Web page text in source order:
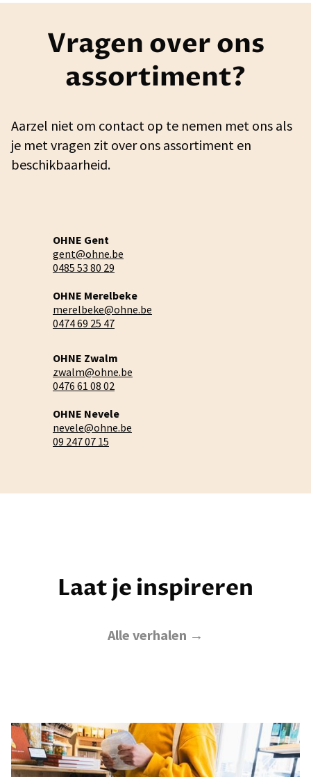
Vragen over ons
assortiment?
Aarzel niet om contact op te nemen met ons als
je met vragen zit over ons assortiment en
beschikbaarheid.
OHNE Gent
gent@ohne.be
0485 53 80 29
OHNE Merelbeke
merelbeke@ohne.be
0474 69 25 47
OHNE Zwalm
zwalm@ohne.be
0476 61 08 02
OHNE Nevele
nevele@ohne.be
09 247 07 15
Laat je inspireren
Alle verhalen →